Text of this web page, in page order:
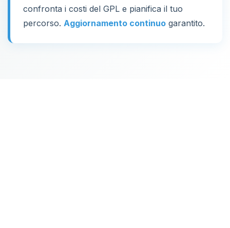
confronta i costi del GPL e pianifica il tuo
percorso. Aggiornamento continuo garantito.